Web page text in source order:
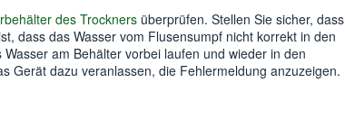
des Trockners überprüfen. Stellen Sie sicher, dass
dass das Wasser vom Flusensumpf nicht korrekt in den
am Behälter vorbei laufen und wieder in den
Gerät dazu veranlassen, die Fehlermeldung anzuzeigen.